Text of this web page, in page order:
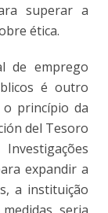
superar a
ética.
de emprego
é outro
princípio da
del Tesoro
expandir a
a instituição